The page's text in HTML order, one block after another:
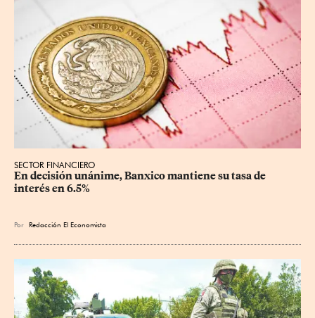
SECTOR FINANCIERO
En decisión unánime, Banxico mantiene su tasa de
interés en 6.5%
Por Redacción El Economista